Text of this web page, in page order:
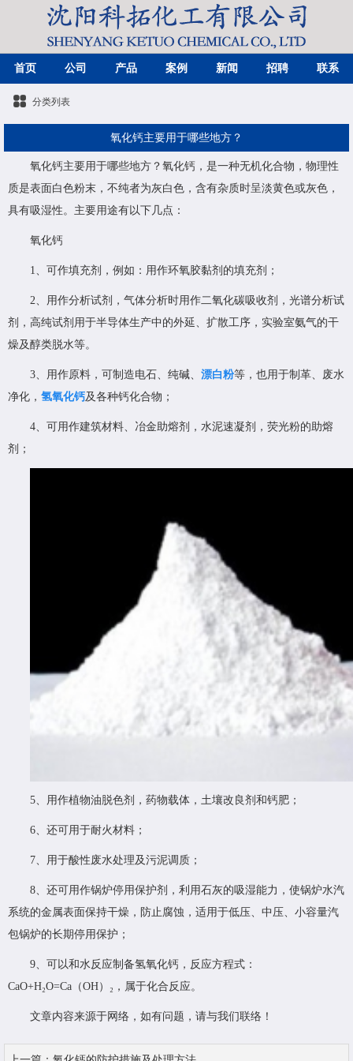
首页 公司 产品 案例 新闻 招聘 联系
分类列表
氧化钙主要用于哪些地方？
氧化钙主要用于哪些地方？氧化钙，是一种无机化合物，物理性
质是表面白色粉末，不纯者为灰白色，含有杂质时呈淡黄色或灰色，
具有吸湿性。主要用途有以下几点：
氧化钙
1、可作填充剂，例如：用作环氧胶黏剂的填充剂；
2、用作分析试剂，气体分析时用作二氧化碳吸收剂，光谱分析试
剂，高纯试剂用于半导体生产中的外延、扩散工序，实验室氨气的干
燥及醇类脱水等。
3、用作原料，可制造电石、纯碱、 漂白粉等，也用于制革、废水
净化， 氢氧化钙及各种钙化合物；
4、可用作建筑材料、冶金助熔剂，水泥速凝剂，荧光粉的助熔
剂；
5、用作植物油脱色剂，药物载体，土壤改良剂和钙肥；
6、还可用于耐火材料；
7、用于酸性废水处理及污泥调质；
8、还可用作锅炉停用保护剂，利用石灰的吸湿能力，使锅炉水汽
系统的金属表面保持干燥，防止腐蚀，适用于低压、中压、小容量汽
包锅炉的长期停用保护；
9、可以和水反应制备氢氧化钙，反应方程式：
CaO+H₂O=Ca（OH）₂，属于化合反应。
文章内容来源于网络，如有问题，请与我们联络！